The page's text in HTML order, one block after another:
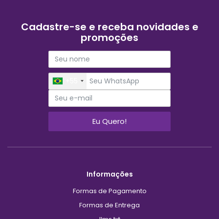
Cadastre-se e receba novidades e
promoções
Eu Quero!
Informações
Formas de Pagamento
Formas de Entrega